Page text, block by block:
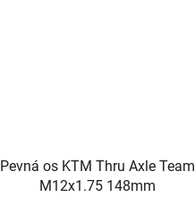
Pevná os KTM Thru Axle Team
M12x1.75 148mm